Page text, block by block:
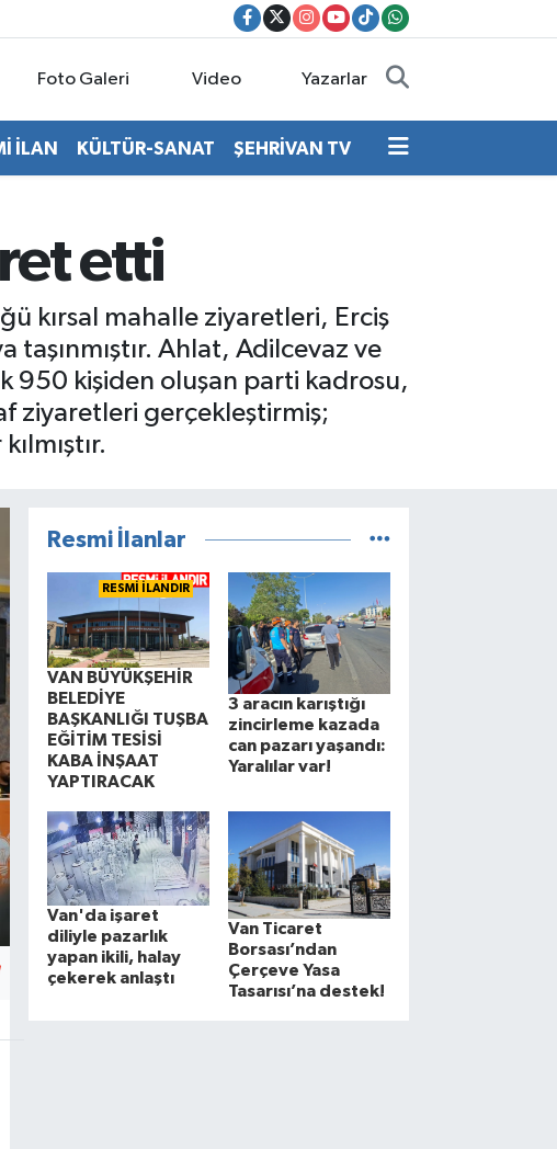
Foto Galeri Video Yazarlar
İLAN KÜLTÜR-SANAT ŞEHRİVAN TV
etti
kırsal mahalle ziyaretleri, Erciş
taşınmıştır. Ahlat, Adilcevaz ve
950 kişiden oluşan parti kadrosu,
ziyaretleri gerçekleştirmiş;
Resmi İlanlar
RESMİ İLANDIR
VAN BÜYÜKŞEHİR
BELEDİYE
BAŞKANLIĞI TUŞBA
EĞİTİM TESİSİ
KABA İNŞAAT
YAPTIRACAK
3 aracın karıştığı
zincirleme kazada
can pazarı yaşandı:
Yaralılar var!
Van'da işaret
diliyle pazarlık
yapan ikili, halay
çekerek anlaştı
Van Ticaret
Borsası’ndan
Çerçeve Yasa
Tasarısı’na destek!